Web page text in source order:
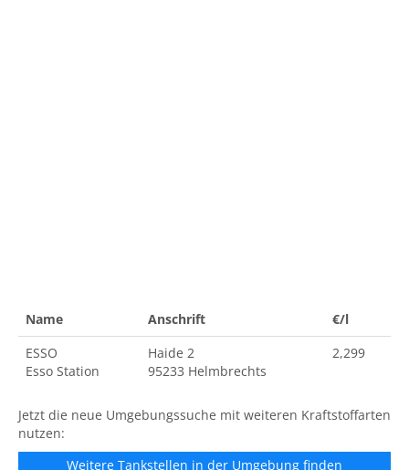
Name Anschrift
€/l
ESSO
Esso Station
Haide 2
95233 Helmbrechts
2,299
Jetzt die neue Umgebungssuche mit weiteren Kraftstoffarten
nutzen:
Weitere Tankstellen in der Umgebung finden